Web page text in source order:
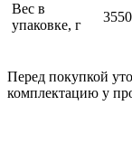
Вес в
упаковке, г
3550
Перед покупкой
комплектацию у